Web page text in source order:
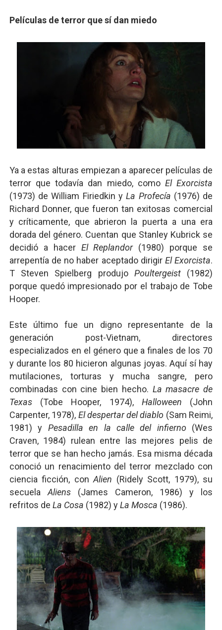
Películas de terror que sí dan miedo
Ya a estas alturas empiezan a aparecer películas de
terror que todavía dan miedo, como El Exorcista
(1973) de William Firiedkin yLa Profecía (1976) de
Richard Donner, que fueron tan exitosas comercial
y críticamente, que abrieron la puerta a una era
dorada del género. Cuentan que Stanley Kubrick se
decidió a hacer El Replandor (1980) porque se
arrepentía de no haber aceptado dirigir El Exorcista.
T Steven Spielberg produjo Poultergeist (1982)
porque quedó impresionado por el trabajo de Tobe
Hooper.
Este último fue un digno representante de la
generación post-Vietnam, directores
especializados en el género que a finales de los 70
y durante los 80 hicieron algunas joyas. Aquí sí hay
mutilaciones, torturas y mucha sangre, pero
combinadas con cine bien hecho. La masacre de
Texas (Tobe Hooper, 1974), Halloween (John
Carpenter, 1978), El despertar del diablo (Sam Reimi,
1981) y Pesadilla en la calle del infierno (Wes
Craven, 1984) rulean entre las mejores pelis de
terror que se han hecho jamás. Esa misma década
conoció un renacimiento del terror mezclado con
ciencia ficción, conAlien (Ridely Scott, 1979), su
secuela Aliens (James Cameron, 1986) y los
refritos de La Cosa (1982) yLa Mosca (1986).